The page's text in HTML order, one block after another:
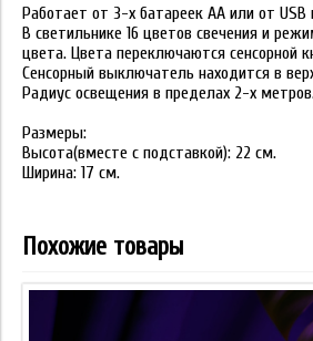
Работает от 3-х батареек АА или от USB
В светильнике 16 цветов свечения и
цвета. Цвета переключаются сенсорной
Сенсорный выключатель находится в
Радиус освещения в пределах 2-х
Размеры:
Высота(вместе с подставкой): 22 см.
Ширина: 17 см.
Похожие товары